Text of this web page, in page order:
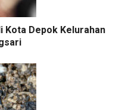
Kota Depok Kelurahan